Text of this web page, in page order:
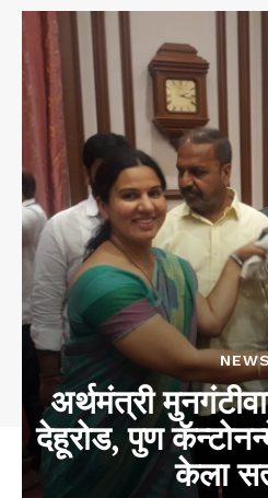
अर्थमंत्री
देहूरोड, पुण
केला